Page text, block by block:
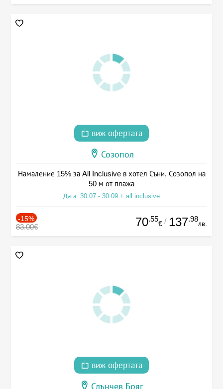
виж офертата
Созопол
Намаление 15% за All Inclusive в хотел Съни, Созопол на
50 м от плажа
Дата: 30.07 - 30.09 + all inclusive
-15%
83.00€ 70.55
€ / 137.98
лв.
виж офертата
Слънчев Бряг